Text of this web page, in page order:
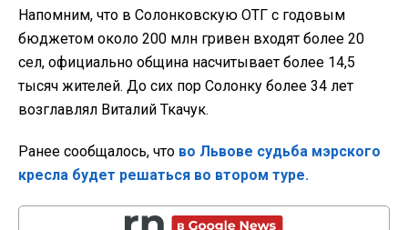
Напомним, что в Солонковскую ОТГ с годовым
бюджетом около 200 млн гривен входят более 20
сел, официально община насчитывает более 14,5
тысяч жителей. До сих пор Солонку более 34 лет
возглавлял Виталий Ткачук.
Ранее сообщалось, что во Львове судьба мэрского
кресла будет решаться во втором туре.